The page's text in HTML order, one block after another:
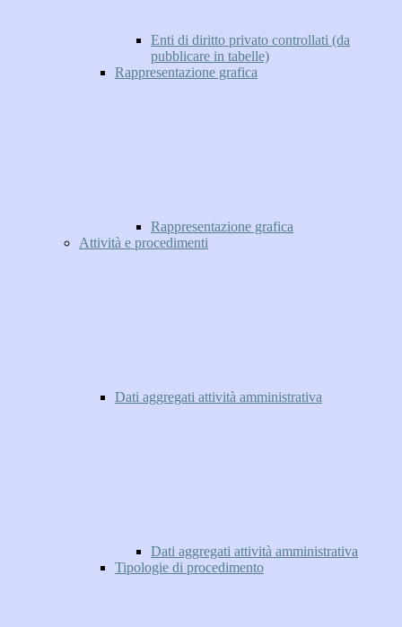
Enti di diritto privato controllati (da
pubblicare in tabelle)
Rappresentazione grafica
Rappresentazione grafica
Attività e procedimenti
Dati aggregati attività amministrativa
Dati aggregati attività amministrativa
Tipologie di procedimento